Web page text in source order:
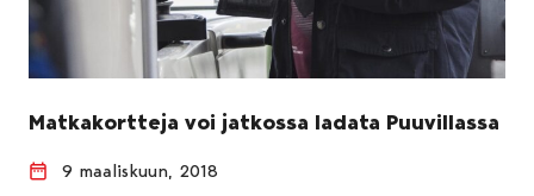
Matkakortteja voi jatkossa ladata Puuvillassa
9 maaliskuun, 2018